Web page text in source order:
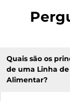
Quais são os
de uma Linha
Alimentar?